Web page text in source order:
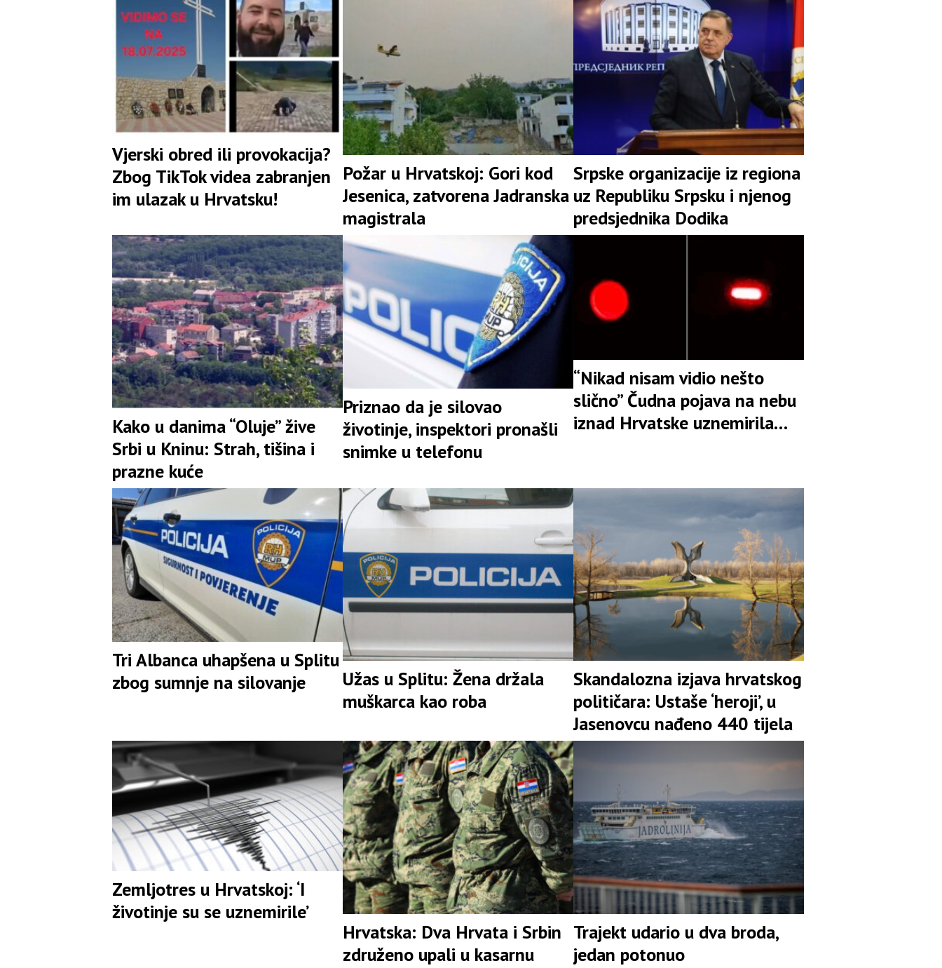
Vjerski obred ili provokacija?
Zbog TikTok videa zabranjen
im ulazak u Hrvatsku!
Požar u Hrvatskoj: Gori kod
Jesenica, zatvorena Јadranska
magistrala
Srpske organizacije iz regiona
uz Republiku Srpsku i njenog
predsjednika Dodika
Kako u danima “Oluje” žive
Srbi u Kninu: Strah, tišina i
prazne kuće
Priznao da je silovao
životinje, inspektori pronašli
snimke u telefonu
“Nikad nisam vidio nešto
slično” Čudna pojava na nebu
iznad Hrvatske uznemirila
Tri Albanca uhapšena u Splitu
zbog sumnje na silovanje
Užas u Splitu: Žena držala
muškarca kao roba
Skandalozna izjava hrvatskog
političara: Ustaše ‘heroji’, u
Jasenovcu nađeno 440 tijela
Zemljotres u Hrvatskoj: ‘I
životinje su se uznemirile’
Hrvatska: Dva Hrvata i Srbin
združeno upali u kasarnu
Trajekt udario u dva broda,
jedan potonuo